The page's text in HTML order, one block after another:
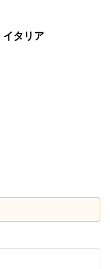
イタリア